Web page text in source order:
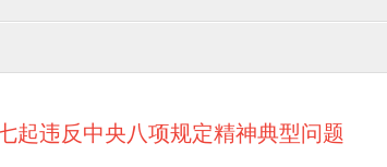
起违反中央八项规定精神典型问题